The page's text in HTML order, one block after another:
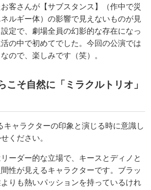
客さんが【サブスタンス】（作中で災
ルギー体）の影響で見えないものが見
定で、劇場全員の幻影的な存在になっ
の中で初めてでした。今回の公演では
ので、楽しみです（笑）。
こそ自然に「ミラクルトリオ」
ャラクターの印象と演じる時に意識し
ください。
ーダー的な立場で、キースとディノと
性が見えるキャラクターです。ブラッ
りも熱いパッションを持っているけれ